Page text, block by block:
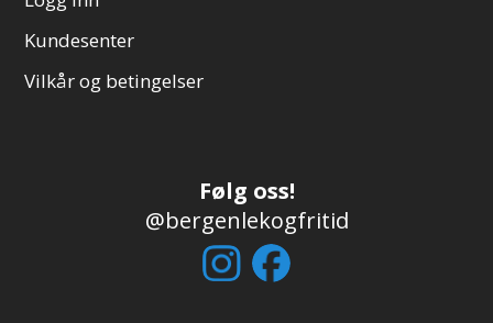
Kundesenter
Vilkår og betingelser
Følg oss!
@bergenlekogfritid